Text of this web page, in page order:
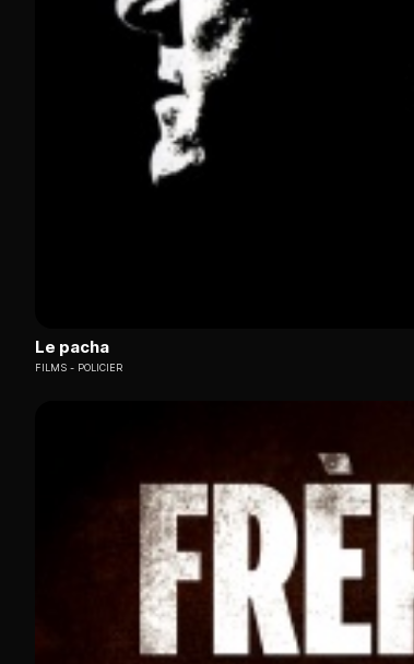
Le pacha
FILMS POLICIER